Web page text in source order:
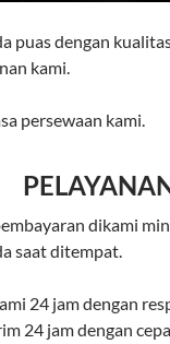
puas dengan
kami.
persewaan kami.
dikami
saat ditempat.
24 jam dengan
24 jam dengan